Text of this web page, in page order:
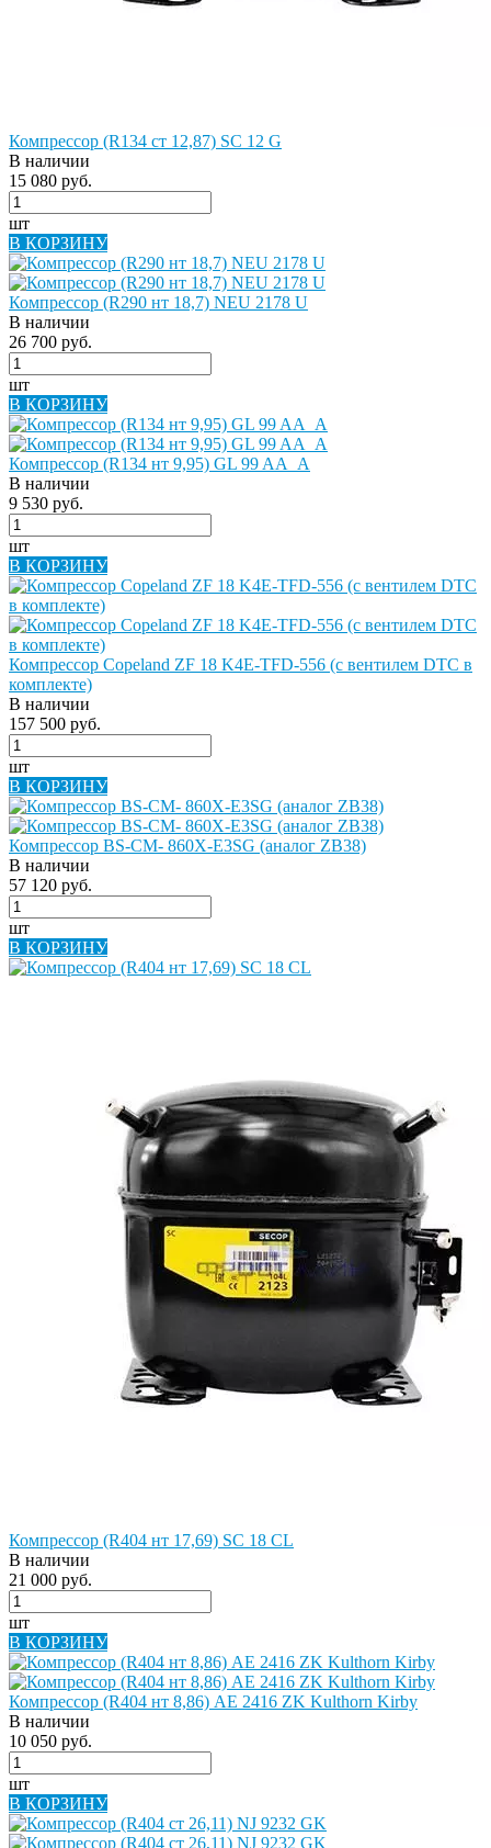
Компрессор (R134 ст 12,87) SC 12 G
В наличии
15 080 руб.
шт
В КОРЗИНУ
Компрессор (R290 нт 18,7) NEU 2178 U
В наличии
26 700 руб.
шт
В КОРЗИНУ
Компрессор (R134 нт 9,95) GL 99 AA_A
В наличии
9 530 руб.
шт
В КОРЗИНУ
Компрессор Copeland ZF 18 K4E-TFD-556 (с вентилем DTC в
комплекте)
В наличии
157 500 руб.
шт
В КОРЗИНУ
Компрессор BS-CM- 860X-E3SG (аналог ZB38)
В наличии
57 120 руб.
шт
В КОРЗИНУ
Компрессор (R404 нт 17,69) SC 18 СL
В наличии
21 000 руб.
шт
В КОРЗИНУ
Компрессор (R404 нт 8,86) AE 2416 ZK Kulthorn Kirby
В наличии
10 050 руб.
шт
В КОРЗИНУ